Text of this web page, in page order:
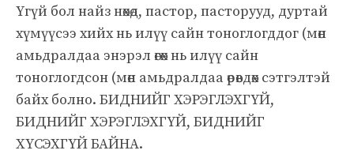
Үгүй бол найз нөхөд, пастор, пасторууд, дуртай
хүмүүсээ хийх нь илүү сайн тоноглогддог (мөн
амьдралдаа энэрэл өгөх нь илүү сайн
тоноглогдсон (мөн амьдралдаа өрөвдөх сэтгэлтэй
байх болно. БИДНИЙГ ХЭРЭГЛЭХГҮЙ,
БИДНИЙГ ХЭРЭГЛЭХГҮЙ, БИДНИЙГ
ХҮСЭХГҮЙ БАЙНА.